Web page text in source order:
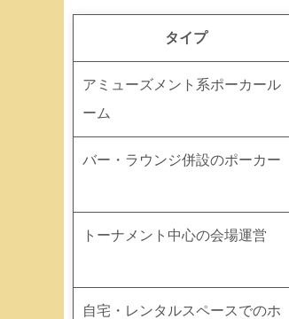
タイプ
アミューズメント系ポーカール
ーム
バー・ラウンジ併設のポーカー
トーナメント中心の会場運営
自宅・レンタルスペースでのホ